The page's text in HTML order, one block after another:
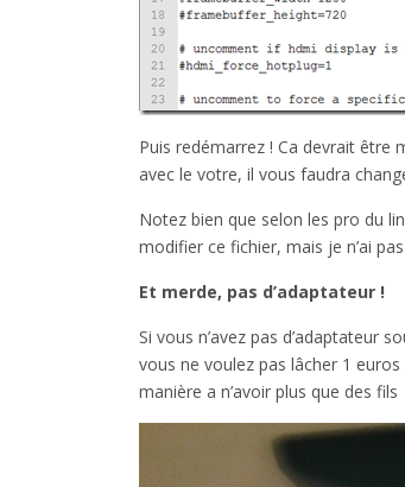
Puis redémarrez ! Ca devrait être
avec le votre, il vous faudra
Notez bien que selon les pro du
modifier ce fichier, mais je n’ai
Et merde, pas d’adaptateur !
Si vous n’avez pas d’adaptateur
vous ne voulez pas lâcher 1
manière a n’avoir plus que des fils